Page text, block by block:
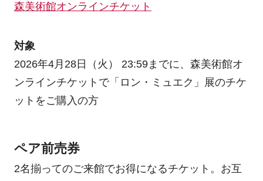
森美術館オンラインチケット
対象
2026年4月28日（火） 23:59までに、森美術館オ
ンラインチケットで「ロン・ミュエク」展のチケ
ットをご購入の方
ペア前売券
2名揃ってのご来館でお得になるチケット。お互